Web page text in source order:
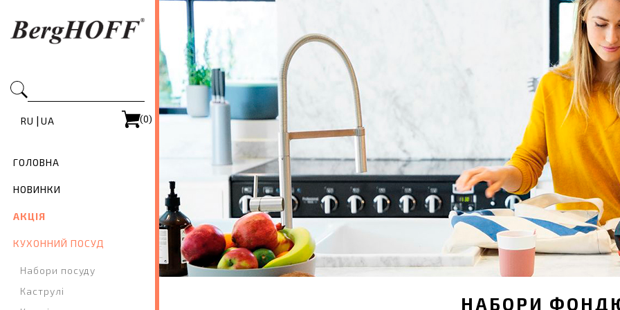
RU | UA (0)
ГОЛОВНА
НОВИНКИ
АКЦІЯ
КУХОННИЙ ПОСУД
Набори посуду
Каструлі
НАБОРИ